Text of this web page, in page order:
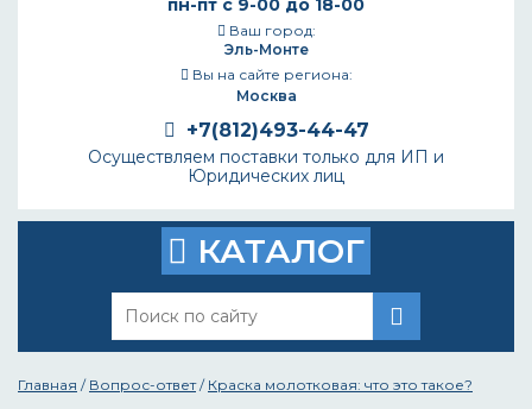
пн-пт с 9-00 до 18-00
Ваш город:
Эль-Монте
Вы на сайте региона:
Москва
+7(812)493-44-47
Осуществляем поставки только для ИП и
Юридических лиц
КАТАЛОГ
Главная / Вопрос-ответ / Краска молотковая: что это такое?